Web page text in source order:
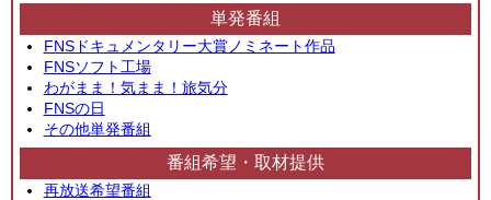
単発番組
FNSドキュメンタリー大賞ノミネート作品
FNSソフト工場
わがまま！気まま！旅気分
FNSの日
その他単発番組
番組希望・取材提供
再放送希望番組